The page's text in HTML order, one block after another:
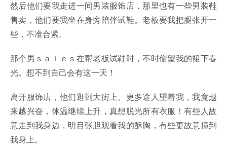
然后他们要我走进一间男装服饰店，那里也有一些男装鞋
售卖，他们要我坐在身旁陪伴试鞋。老板要我把腿张开一
些，不准合紧。
那个男ｓａｌｅｓ在帮老板试鞋时，不时偷望我的裙下春
光。想不到自己会有这一天！
离开服饰店，他们逛到大街上。更多途人望着我，我竟越
来越兴奋，体温继续上升，真想脱光所有衣服！有些人故
意走到我身边，明目张胆观看我的酥胸，有些更故意撞到
我身上。